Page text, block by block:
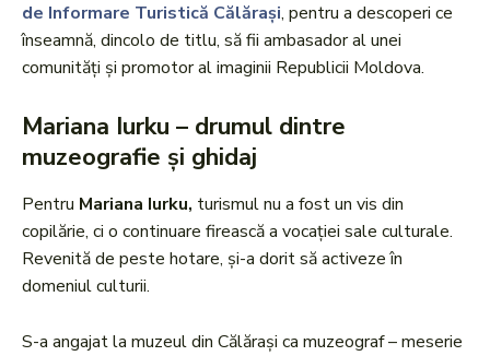
de Informare Turistică Călărași, pentru a descoperi ce
înseamnă, dincolo de titlu, să fii ambasador al unei
comunități și promotor al imaginii Republicii Moldova.
Mariana Iurku – drumul dintre
muzeografie și ghidaj
Pentru Mariana Iurku, turismul nu a fost un vis din
copilărie, ci o continuare firească a vocației sale culturale.
Revenită de peste hotare, și-a dorit să activeze în
domeniul culturii.
S-a angajat la muzeul din Călărași ca muzeograf – meserie